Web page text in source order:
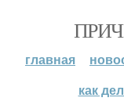
главная
как